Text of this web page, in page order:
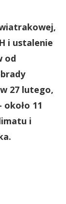
i ustalenie
od
27 lutego,
11
i